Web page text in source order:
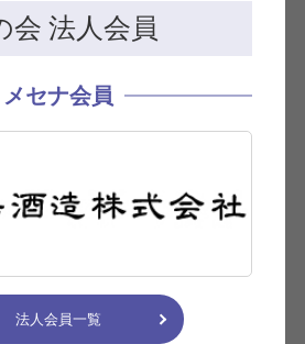
会 法人会員
メセナ会員
法人会員一覧